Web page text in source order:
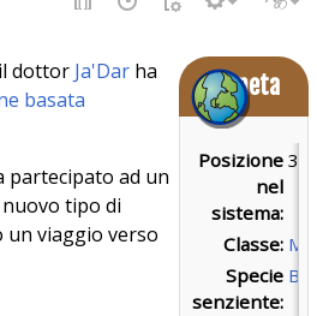
Pianeta
Posizione
nel
sistema:
3
Classe: M
Specie
senziente:
dottor Ja'Darha
basata
partecipato ad un
tipo di
viaggio verso